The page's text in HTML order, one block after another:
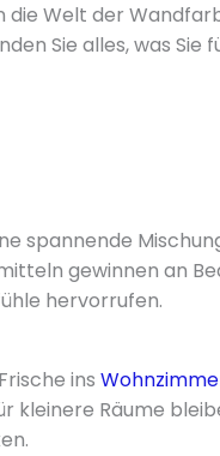
Welt der
Sie alles, was Sie
spannende
gewinnen an
hervorrufen.
ins
kleinere Räume